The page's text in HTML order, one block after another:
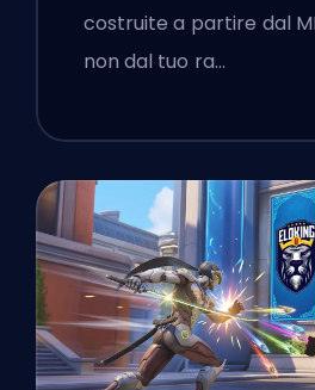
costruite a partire dal
non dal tuo ra…